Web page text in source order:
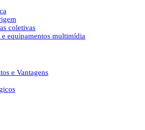
coletivas
e equipamentos multimídia
e Vantagens